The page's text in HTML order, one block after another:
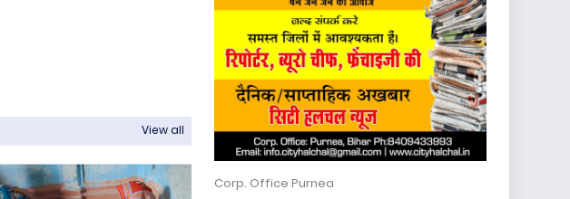
View all
Corp. Office Purnea